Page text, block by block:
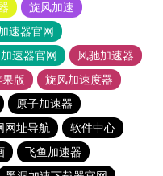
旋风加速
速器官网
速器官网
风驰加速器
版
旋风加速度器
原子加速器
网址导航
软件中心
飞鱼加速器